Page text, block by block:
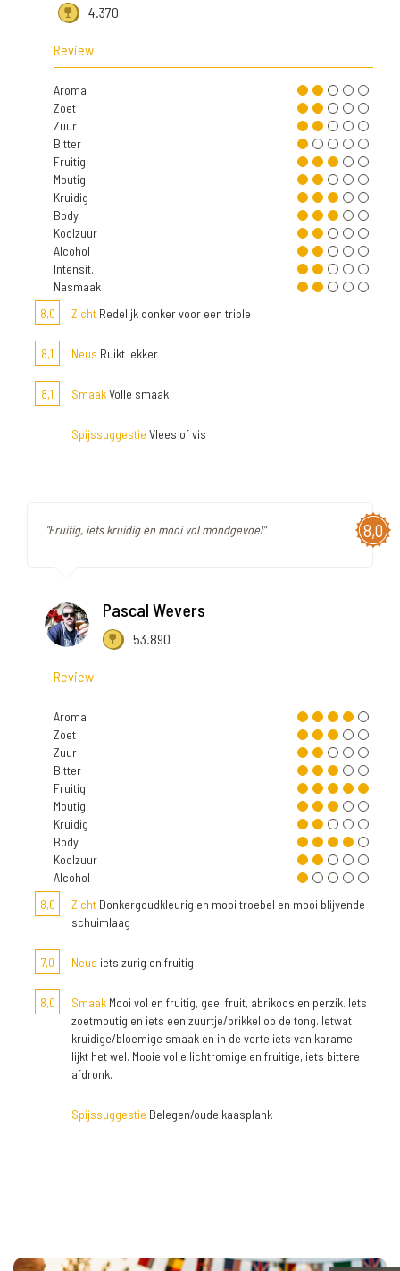
4.370
Review
Aroma
Zoet
Zuur
Bitter
Fruitig
Moutig
Kruidig
Body
Koolzuur
Alcohol
Intensit.
Nasmaak
8,0
Zicht Redelijk donker voor een triple
8,1 Neus Ruikt lekker
8,1 SmaakVolle smaak
Spijssuggestie Vlees of vis
8,0
"Fruitig, iets kruidig en mooi vol mondgevoel"
Pascal Wevers
53.890
Review
Aroma
Zoet
Zuur
Bitter
Fruitig
Moutig
Kruidig
Body
Koolzuur
Alcohol
8,0
Zicht Donkergoudkleurig en mooi troebel en mooi blijvende
schuimlaag
7,0 Neus iets zurig en fruitig
8,0 Smaak Mooi vol en fruitig, geel fruit, abrikoos en perzik. Iets
zoetmoutig en iets een zuurtje/prikkel op de tong. Ietwat
kruidige/bloemige smaak en in de verte iets van karamel
lijkt het wel. Mooie volle lichtromige en fruitige, iets bittere
afdronk.
Spijssuggestie Belegen/oude kaasplank